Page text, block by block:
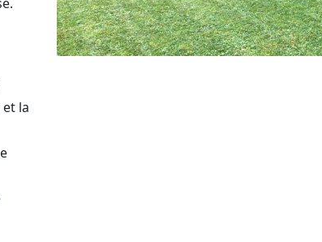
la